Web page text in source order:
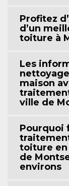
Profitez
d’un
toiture à
Les
maison
ville de
Pourquoi
toiture en
de
environs